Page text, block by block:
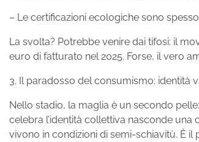
– Le certificazioni ecologiche sono
La svolta? Potrebbe venire dai tifosi: il
euro di fatturato nel 2025. Forse, il vero
3. Il paradosso del consumismo: identità
Nello stadio, la maglia è un secondo
celebra l’identità collettiva nasconde
vivono in condizioni di semi-schiavitù. È